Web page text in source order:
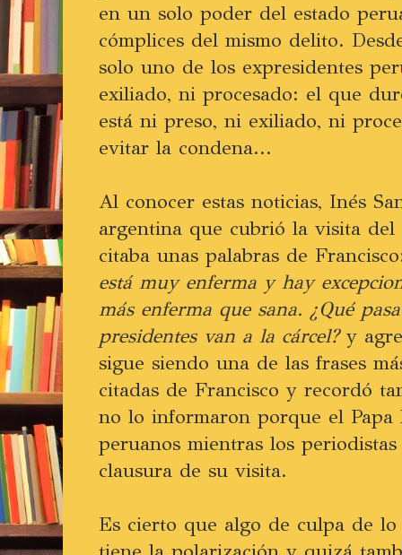
en un solo poder del estado
cómplices del mismo delito.
solo uno de los expresidentes
exiliado, ni procesado: el que
está ni preso, ni exiliado, ni
evitar la condena...
Al conocer estas noticias, Inés
argentina que cubrió la visita del
citaba unas palabras de
está muy enferma y hay
más enferma que sana. ¿Qué
presidentes van a la cárcel?y
sigue siendo una de las frases
citadas de Francisco y recordó
no lo informaron porque el Papa
peruanos mientras los
clausura de su visita.
Es cierto que algo de culpa de